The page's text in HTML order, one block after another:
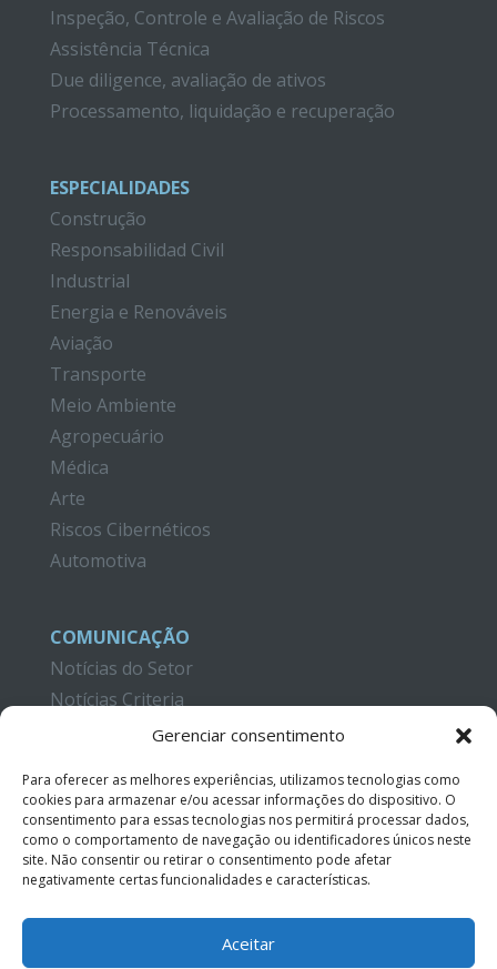
Gerenciar consentimento
Para oferecer as melhores experiências, utilizamos tecnologias como
cookies para armazenar e/ou acessar informações do dispositivo. O
consentimento para essas tecnologias nos permitirá processar dados,
como o comportamento de navegação ou identificadores únicos neste
site. Não consentir ou retirar o consentimento pode afetar
negativamente certas funcionalidades e características.
Aceitar
Inspeção, Controle e Avaliação de Riscos
Assistência Técnica
Due diligence, avaliação de ativos
Processamento, liquidação e recuperação
ESPECIALIDADES
Construção
Responsabilidad Civil
Industrial
Energia e Renováveis
Aviação
Transporte
Meio Ambiente
Agropecuário
Médica
Arte
Riscos Cibernéticos
Automotiva
COMUNICAÇÃO
Notícias do Setor
Notícias Criteria
CAMPUS CRITERIA
Formação
Publicações
Tutoriais em Vídeo
CONTATO